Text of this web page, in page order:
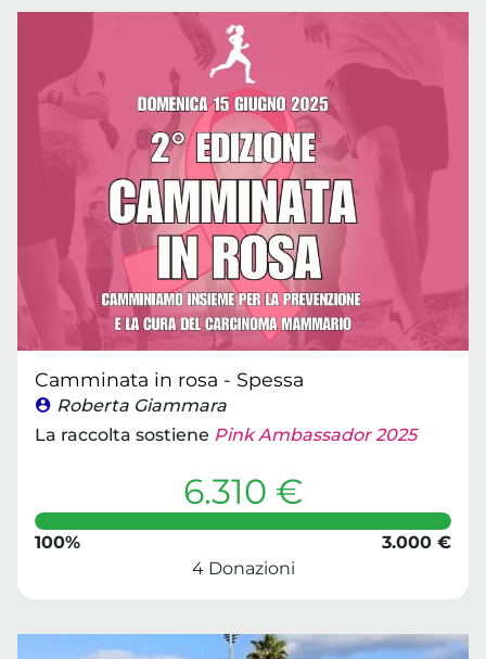
Camminata in rosa - Spessa
Roberta Giammara
La raccolta sostiene Pink Ambassador 2025
6.310 €
100%
3.000 €
4 Donazioni